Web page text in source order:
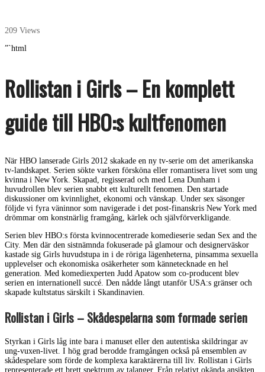
209 Views
”`html
Rollistan i Girls – En komplett
guide till HBO:s kultfenomen
När HBO lanserade Girls 2012 skakade en ny tv-serie om det amerikanska
tv-landskapet. Serien sökte varken försköna eller romantisera livet som ung
kvinna i New York. Skapad, regisserad och med Lena Dunham i
huvudrollen blev serien snabbt ett kulturellt fenomen. Den startade
diskussioner om kvinnlighet, ekonomi och vänskap. Under sex säsonger
följde vi fyra väninnor som navigerade i det post-finanskris New York med
drömmar om konstnärlig framgång, kärlek och självförverkligande.
Serien blev HBO:s första kvinnocentrerade komedieserie sedan Sex and the
City. Men där den sistnämnda fokuserade på glamour och designerväskor
kastade sig Girls huvudstupa in i de röriga lägenheterna, pinsamma sexuella
upplevelser och ekonomiska osäkerheter som kännetecknade en hel
generation. Med komediexperten Judd Apatow som co-producent blev
serien en internationell succé. Den nådde långt utanför USA:s gränser och
skapade kultstatus särskilt i Skandinavien.
Rollistan i Girls – Skådespelarna som formade serien
Styrkan i Girls låg inte bara i manuset eller den autentiska skildringar av
ung-vuxen-livet. I hög grad berodde framgången också på ensemblen av
skådespelare som förde de komplexa karaktärerna till liv. Rollistan i Girls
representerade ett brett spektrum av talanger. Från relativt okända ansikten